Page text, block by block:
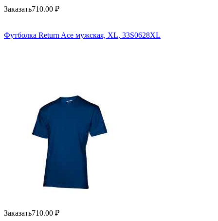
Заказать710.00 ₽
Футболка Return Ace мужская, XL, 33S0628XL
Заказать710.00 ₽